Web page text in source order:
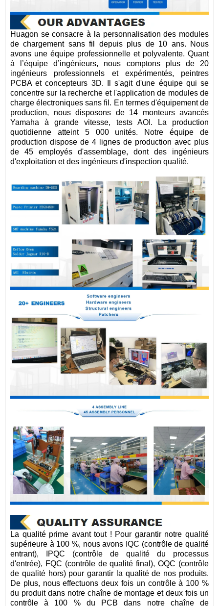
Huagon se consacre à la personnalisation des modules
de chargement sans fil depuis plus de 10 ans. Nous
avons une équipe professionnelle et polyvalente. Quant
à l’équipe d’ingénieurs, nous comptons plus de 20
ingénieurs professionnels et expérimentés, peintres
PCBA et concepteurs 3D. Il s'agit d'une équipe qui se
concentre sur la recherche et l'application de modules de
charge électroniques sans fil. En termes d'équipement de
production, nous disposons de 14 monteurs avancés
Yamaha à grande vitesse, tests AOI. La production
quotidienne atteint 5 000 unités. Notre équipe de
production dispose de 4 lignes de production avec plus
de 45 employés d'assemblage, dont des ingénieurs
d'exploitation et des ingénieurs d'inspection qualité.
La qualité prime avant tout ! Pour garantir notre qualité
supérieure à 100 %, nous avons IQC (contrôle de qualité
entrant), IPQC (contrôle de qualité du processus
d'entrée), FQC (contrôle de qualité final), OQC (contrôle
de qualité hors) pour garantir la qualité de nos produits.
De plus, nous effectuons deux fois un contrôle à 100 %
du produit dans notre chaîne de montage et deux fois un
contrôle à 100 % du PCB dans notre chaîne de